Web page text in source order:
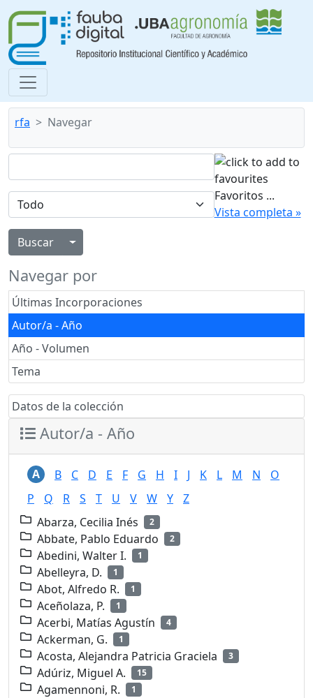
rfa Navegar
Alternar menú desplegable
Favoritos ...
Vista completa »
Navegar por
Últimas Incorporaciones
Autor/a - Año
Año - Volumen
Tema
Datos de la colección
Autor/a - Año
A B C D E F G H I J K L M N
O
P
Q R S T U V W Y
Z
Abarza, Cecilia Inés
2
Abbate, Pablo Eduardo 2
Abedini, Walter I. 1
Abelleyra, D. 1
Abot, Alfredo R. 1
Aceñolaza, P. 1
Acerbi, Matías Agustín 4
Ackerman, G. 1
Acosta, Alejandra Patricia Graciela 3
Adúriz, Miguel A. 15
Agamennoni, R. 1